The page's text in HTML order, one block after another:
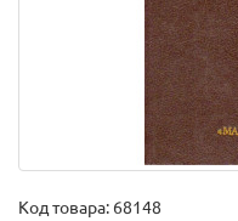
Код товара: 68148